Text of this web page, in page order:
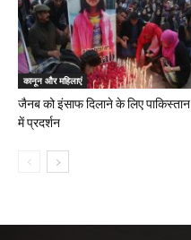
कानून और महिलाएं
जैनब को इंसाफ दिलाने के लिए पाकिस्तान
में प्रदर्शन